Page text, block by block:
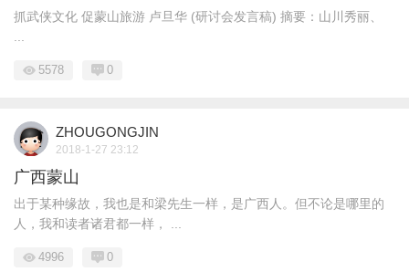
抓武侠文化 促蒙山旅游 卢旦华 (研讨会发言稿) 摘要：山川秀丽、
5578 0
ZHOUGONGJIN
2018-1-27 23:12
广西蒙山
出于某种缘故，我也是和梁先生一样，是广西人。但不论是哪里的
人，我和读者诸君都一样， ...
4996 0